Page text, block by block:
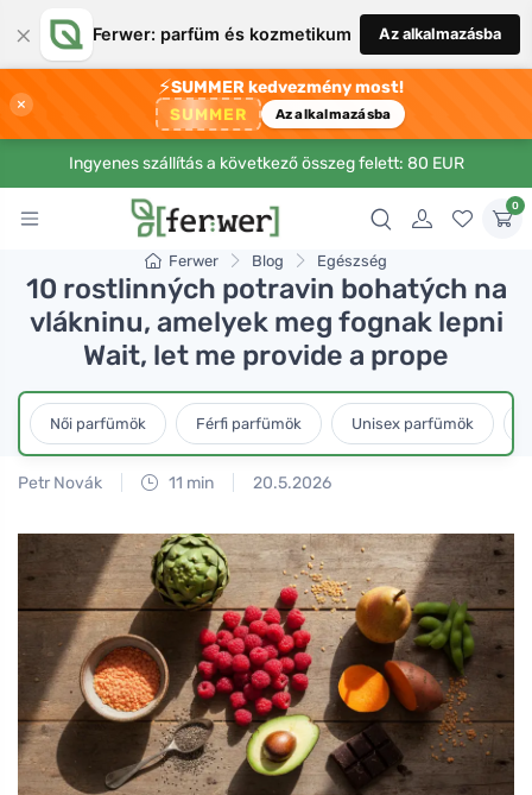
× Ferwer: parfüm és kozmetikum Az alkalmazásba
×
⚡SUMMER kedvezmény most!
SUMMER Az alkalmazásba
Ingyenes szállítás a következő összeg felett: 80 EUR
0
Ferwer Blog Egészség
10 rostlinných potravin bohatých na
vlákninu, amelyek meg fognak lepni
Wait, let me provide a prope
Női parfümök Férfi parfümök Unisex parfümök
Petr Novák 11 min 20.5.2026